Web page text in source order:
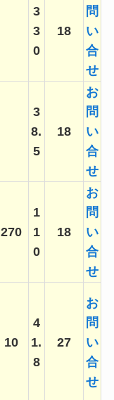
3
3
0
18
問
い
合
せ
3
8.
5
18
お
問
い
合
せ
270
1
1
0
18
お
問
い
合
せ
10
4
1.
8
27
お
問
い
合
せ